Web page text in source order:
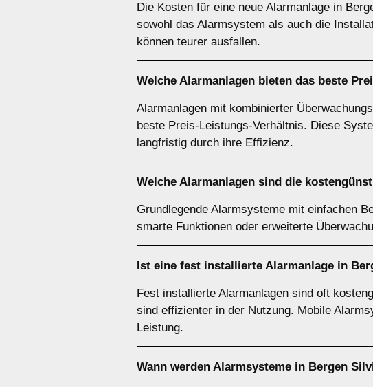
Die Kosten für eine neue Alarmanlage in
sowohl das Alarmsystem als auch die
können teurer ausfallen.
Welche Alarmanlagen bieten das beste
Alarmanlagen mit kombinierter
beste Preis-Leistungs-Verhältnis. Diese
langfristig durch ihre Effizienz.
Welche Alarmanlagen sind die
Grundlegende Alarmsysteme mit einfachen
smarte Funktionen oder erweiterte
Ist eine fest installierte Alarmanlage in
Fest installierte Alarmanlagen sind oft
sind effizienter in der Nutzung. Mobile
Leistung.
Wann werden Alarmsysteme in Bergen